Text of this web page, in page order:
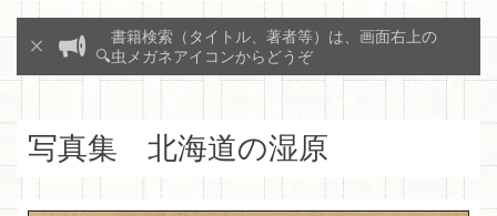
書籍検索（タイトル、著者等）は、画面右上の
🔍虫メガネアイコンからどうぞ
写真集 北海道の湿原